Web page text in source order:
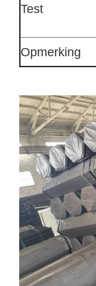
Test
Opmerking